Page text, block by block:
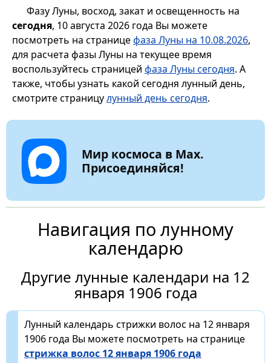
Фазу Луны, восход, закат и освещенность на
сегодня, 10 августа 2026 года Вы можете
посмотреть на страницефаза Луны на 10.08.2026,
для расчета фазы Луны на текущее время
воспользуйтесь страницей фаза Луны сегодня. А
также, чтобы узнать какой сегодня лунный день,
смотрите страницулунный день сегодня.
Мир космоса в Max.
Присоединяйся!
Навигация по лунному
календарю
Другие лунные календари на 12
января 1906 года
Лунный календарь стрижки волос на 12 января
1906 года Вы можете посмотреть на странице
стрижка волос 12 января 1906 года